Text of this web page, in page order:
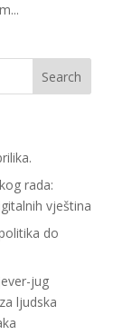
rada:
vještina
do
jug
ljudska